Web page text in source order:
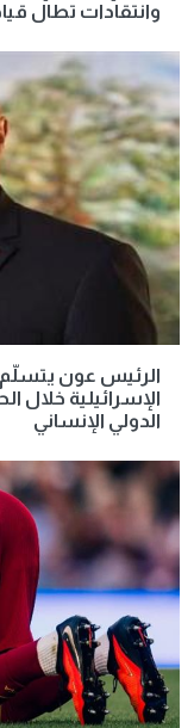
وانتقادات تطال
الرئيس عون يتسلّم
الإسرائيلية خلال
الدولي الإنساني